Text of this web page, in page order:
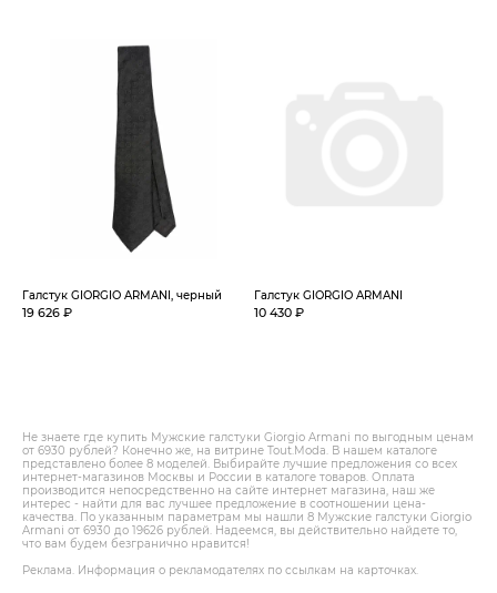
Галстук GIORGIO ARMANI, черный
19 626 ₽
Галстук GIORGIO ARMANI
10 430 ₽
Не знаете где купить Мужские галстуки Giorgio Armani по выгодным ценам
от 6930 рублей? Конечно же, на витрине Tout.Modа. В нашем каталоге
представлено более 8 моделей. Выбирайте лучшие предложения со всех
интернет-магазинов Москвы и России в каталоге товаров. Оплата
производится непосредственно на сайте интернет магазина, наш же
интерес - найти для вас лучшее предложение в соотношении цена-
качества. По указанным параметрам мы нашли 8 Мужские галстуки Giorgio
Armani от 6930 до 19626 рублей. Надеемся, вы действительно найдете то,
что вам будем безгранично нравится!
Реклама. Информация о рекламодателях по ссылкам на карточках.